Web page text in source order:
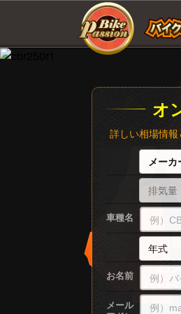
オ
詳しい相場情
車種名
お名前
メール